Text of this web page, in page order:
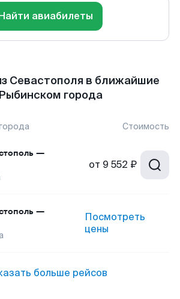
авиабилеты
Севастополя в ближайшие
города
Стоимость
—
от 9 552 ₽
—
Посмотреть
цены
больше рейсов